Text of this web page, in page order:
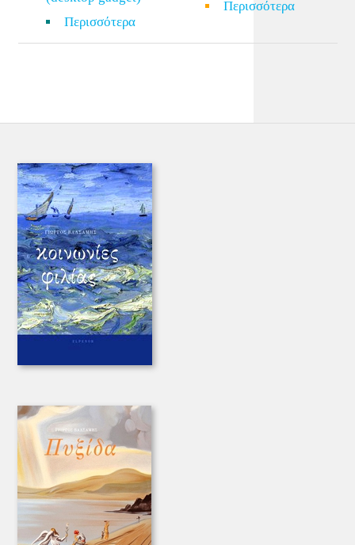
Περισσότερα
Περισσότερα